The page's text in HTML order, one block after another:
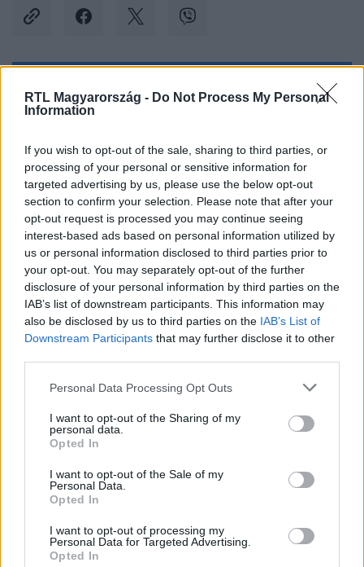
RTL Magyarország - Do Not Process My Personal
Information
If you wish to opt-out of the sale, sharing to third parties, or
processing of your personal or sensitive information for
targeted advertising by us, please use the below opt-out
section to confirm your selection. Please note that after your
opt-out request is processed you may continue seeing
interest-based ads based on personal information utilized by
us or personal information disclosed to third parties prior to
your opt-out. You may separately opt-out of the further
disclosure of your personal information by third parties on the
IAB’s list of downstream participants. This information may
also be disclosed by us to third parties on the IAB’s List of
Downstream Participants that may further disclose it to other
Please note that this website/app uses one or more Google
not limited to your visit or usage behaviour. You may click to
grant or deny consent to Google and its third-party tags to
use your data for below specified purposes in below Google
consent section.
Personal Data Processing Opt Outs
I want to opt-out of the Sharing of my
personal data.
Opted In
I want to opt-out of the Sale of my
Personal Data.
Opted In
I want to opt-out of processing my
Personal Data for Targeted Advertising.
Opted In
Kövess minket, és értesülj a friss hírekről a
Facebookon is!
Követem
GAZDASÁG LEGALIZÁLÁS
#ADÓ #ADÓBEVÉTEL #COLORADO
#EGYESÜLT ÁLLAMOK
Népszerű